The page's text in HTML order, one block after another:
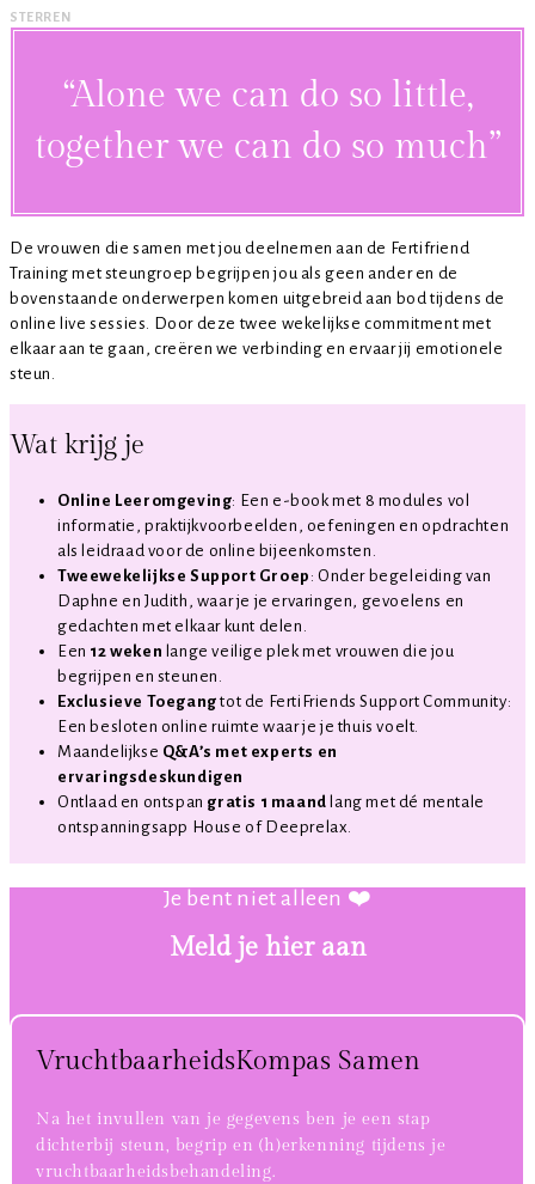
STERREN
“Alone we can do so little,
together we can do so much”
De vrouwen die samen met jou deelnemen aan de Fertifriend
Training met steungroep begrijpen jou als geen ander en de
bovenstaande onderwerpen komen uitgebreid aan bod tijdens de
online live sessies. Door deze twee wekelijkse commitment met
elkaar aan te gaan, creëren we verbinding en ervaar jij emotionele
steun.
Wat krijg je
Online Leeromgeving: Een e-book met 8 modules vol
informatie, praktijkvoorbeelden, oefeningen en opdrachten
als leidraad voor de online bijeenkomsten.
Tweewekelijkse Support Groep : Onder begeleiding van
Daphne en Judith, waar je je ervaringen, gevoelens en
gedachten met elkaar kunt delen.
Een 12 weken lange veilige plek met vrouwen die jou
begrijpen en steunen.
Exclusieve Toegang tot de FertiFriends Support Community:
Een besloten online ruimte waar je je thuis voelt.
Maandelijkse Q&A’s met experts en
ervaringsdeskundigen
Ontlaad en ontspan gratis 1 maand lang met dé mentale
ontspanningsapp House of Deeprelax.
Je bent niet alleen ❤️
Meld je hier aan
VruchtbaarheidsKompas Samen
Na het invullen van je gegevens ben je een stap
dichterbij steun, begrip en (h)erkenning tijdens je
vruchtbaarheidsbehandeling.